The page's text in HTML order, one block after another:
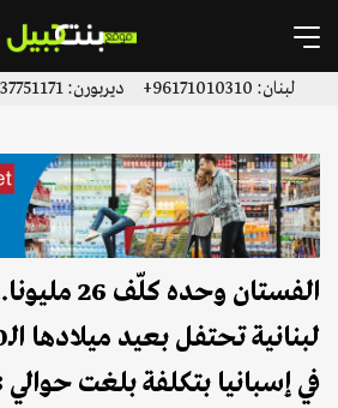
لبنان: 96171010310+ ديربورن: 13137751171+ | 13136996923+
الفستان وحده
في إسبانيا بتكلفة بلغت حوالي 28 مليون دولار!